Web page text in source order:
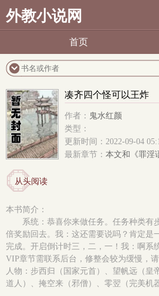
外教小说网
首页
凑齐四个怪可以王炸
作者： 鬼水红颜
类型：
更新时间：2022-09-04
最新章节： 本文和《罪淫
从头阅读
本书简介：
系统：恭喜你来做任务。任务种类有
倍奖励回去。我：这还需要说吗？肯定是
完成。开启倒计时三，二，一！我：啊系
VIP章节需联系后台，修整会较为缓慢，
人物：步西归（国家元首）、望帆远（
道人）、掩空来（邪僧）、零翌（完美机